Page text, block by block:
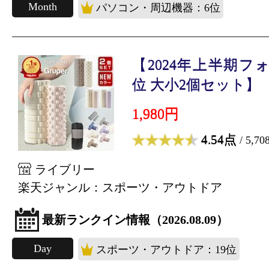
Month パソコン・周辺機器：6位
【2024年上半期フ
位 大小2個セット】
1,980円
4.54点 /
ライブリー
楽天ジャンル：スポーツ・アウトドア
最新ランクイン情報（2026.08.09）
Day スポーツ・アウトドア：19位